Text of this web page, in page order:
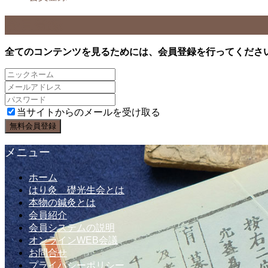
全てのコンテンツを見るためには、会員登録を行ってくださ
当サイトからのメールを受け取る
メニュー
ホーム
はり灸 礎光生会とは
本物の鍼灸とは
会員紹介
会員システムの説明
オンラインWEB会議
お問合せ
プライバシーポリシー